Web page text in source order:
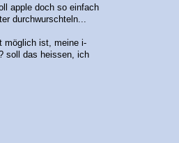
apple doch so einfach
durchwurschteln...
möglich ist, meine i-
soll das heissen, ich